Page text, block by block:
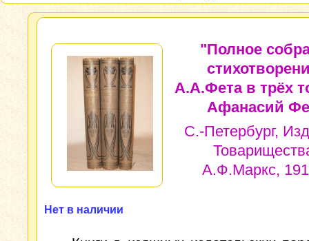
"Полное
А.А.Фета в трёх
Афанасий
С.-Петербург,
А.Ф.Маркс,
Нет в наличии